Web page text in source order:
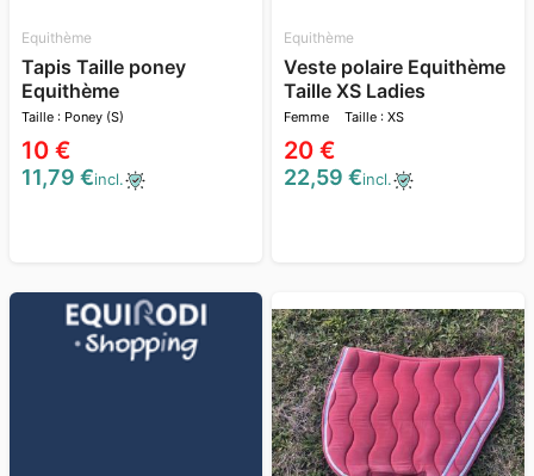
Equithème
Tapis Taille poney
Equithème
Taille : Poney (S)
10 €
11,79 €incl.
Equithème
Veste polaire Equithème
Taille XS Ladies
Femme Taille : XS
20 €
22,59 €incl.